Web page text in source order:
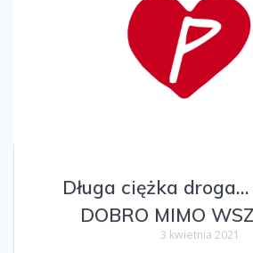
Długa ciężka droga…
DOBRO MIMO
3 kwietnia 2021